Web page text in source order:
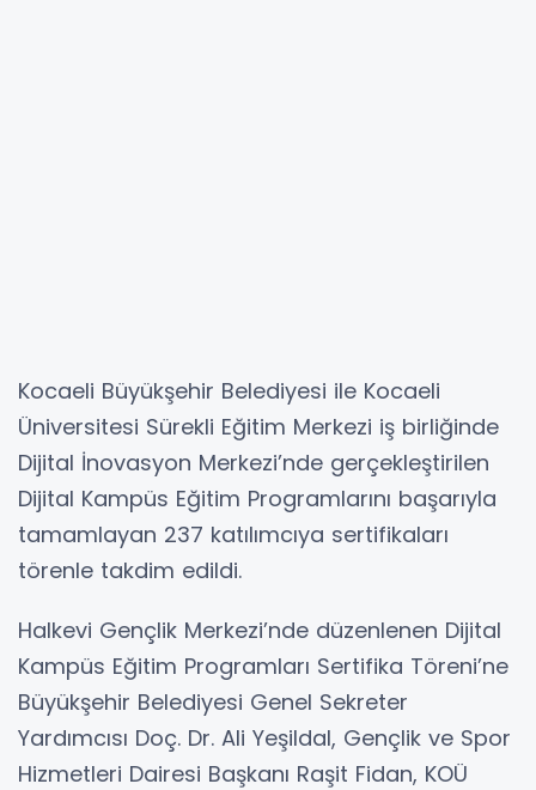
Kocaeli Büyükşehir Belediyesi ile Kocaeli
Üniversitesi Sürekli Eğitim Merkezi iş birliğinde
Dijital İnovasyon Merkezi’nde gerçekleştirilen
Dijital Kampüs Eğitim Programlarını başarıyla
tamamlayan 237 katılımcıya sertifikaları
törenle takdim edildi.
Halkevi Gençlik Merkezi’nde düzenlenen Dijital
Kampüs Eğitim Programları Sertifika Töreni’ne
Büyükşehir Belediyesi Genel Sekreter
Yardımcısı Doç. Dr. Ali Yeşildal, Gençlik ve Spor
Hizmetleri Dairesi Başkanı Raşit Fidan, KOÜ